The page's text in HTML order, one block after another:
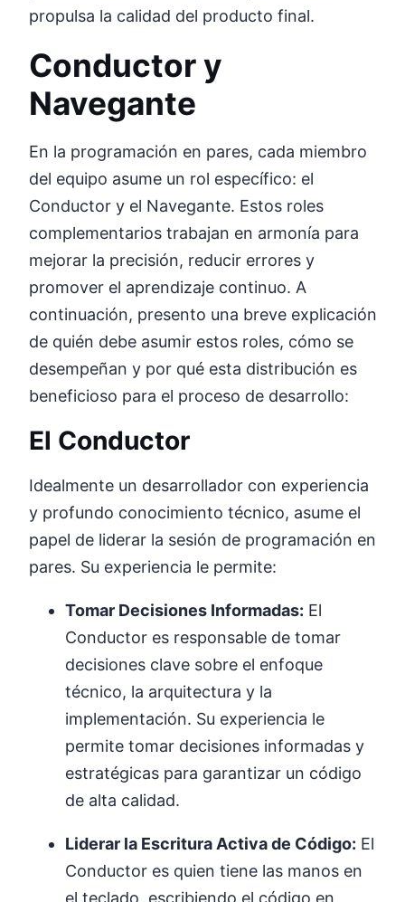
propulsa la calidad del producto final.
Conductor y
Navegante
En la programación en pares, cada miembro
del equipo asume un rol específico: el
Conductor y el Navegante. Estos roles
complementarios trabajan en armonía para
mejorar la precisión, reducir errores y
promover el aprendizaje continuo. A
continuación, presento una breve explicación
de quién debe asumir estos roles, cómo se
desempeñan y por qué esta distribución es
beneficioso para el proceso de desarrollo:
El Conductor
Idealmente un desarrollador con experiencia
y profundo conocimiento técnico, asume el
papel de liderar la sesión de programación en
pares. Su experiencia le permite:
Tomar Decisiones Informadas: El
Conductor es responsable de tomar
decisiones clave sobre el enfoque
técnico, la arquitectura y la
implementación. Su experiencia le
permite tomar decisiones informadas y
estratégicas para garantizar un código
de alta calidad.
Liderar la Escritura Activa de Código: El
Conductor es quien tiene las manos en